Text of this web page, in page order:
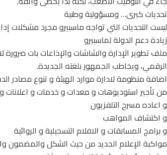
تحديات كبرى… ومسؤولية وطنية
ليست التحديات التي تواجه ماسبيرو مجرد مشكلات
زيادة دعم الدولة لماسبيرو
ملف تطوير الإدارة والشاشات والإذاعات بات ضرورة لا
الرقمي، ويخاطب الجمهور بلغته الجديدة.
اضافة منظومة لادارة موارد الهيئة و تنوع مصادر
من تأجير استوديوهات و معدات و خدمات و اعلانات
و اعاده مسرح التلفزيون
و اكتشاف المواهب
و برامج المسابقات و الافلام التسجيلية و الروائية
مواكبة الإعلام الجديد من حيث الشكل